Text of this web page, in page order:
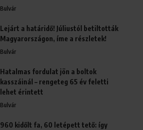
Bulvár
Lejárt a határidő! Júliustól betiltották
Magyarországon, íme a részletek!
Bulvár
Hatalmas fordulat jön a boltok
kasszáinál – rengeteg 65 év feletti
lehet érintett
Bulvár
960 kidőlt fa, 60 letépett tető: így